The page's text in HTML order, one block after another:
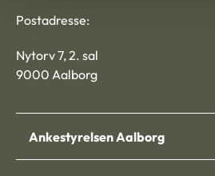
Postadresse:
Nytorv 7, 2. sal
9000 Aalborg
Ankestyrelsen Aalborg